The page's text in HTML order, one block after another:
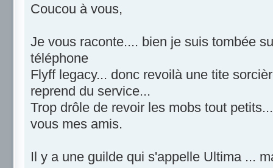
Coucou à vous,
Je vous raconte.... bien je suis tombée
téléphone
Flyff legacy... donc revoilà une tite
reprend du service...
Trop drôle de revoir les mobs tout
vous mes amis.
Il y a une guilde qui s'appelle Ultima ...